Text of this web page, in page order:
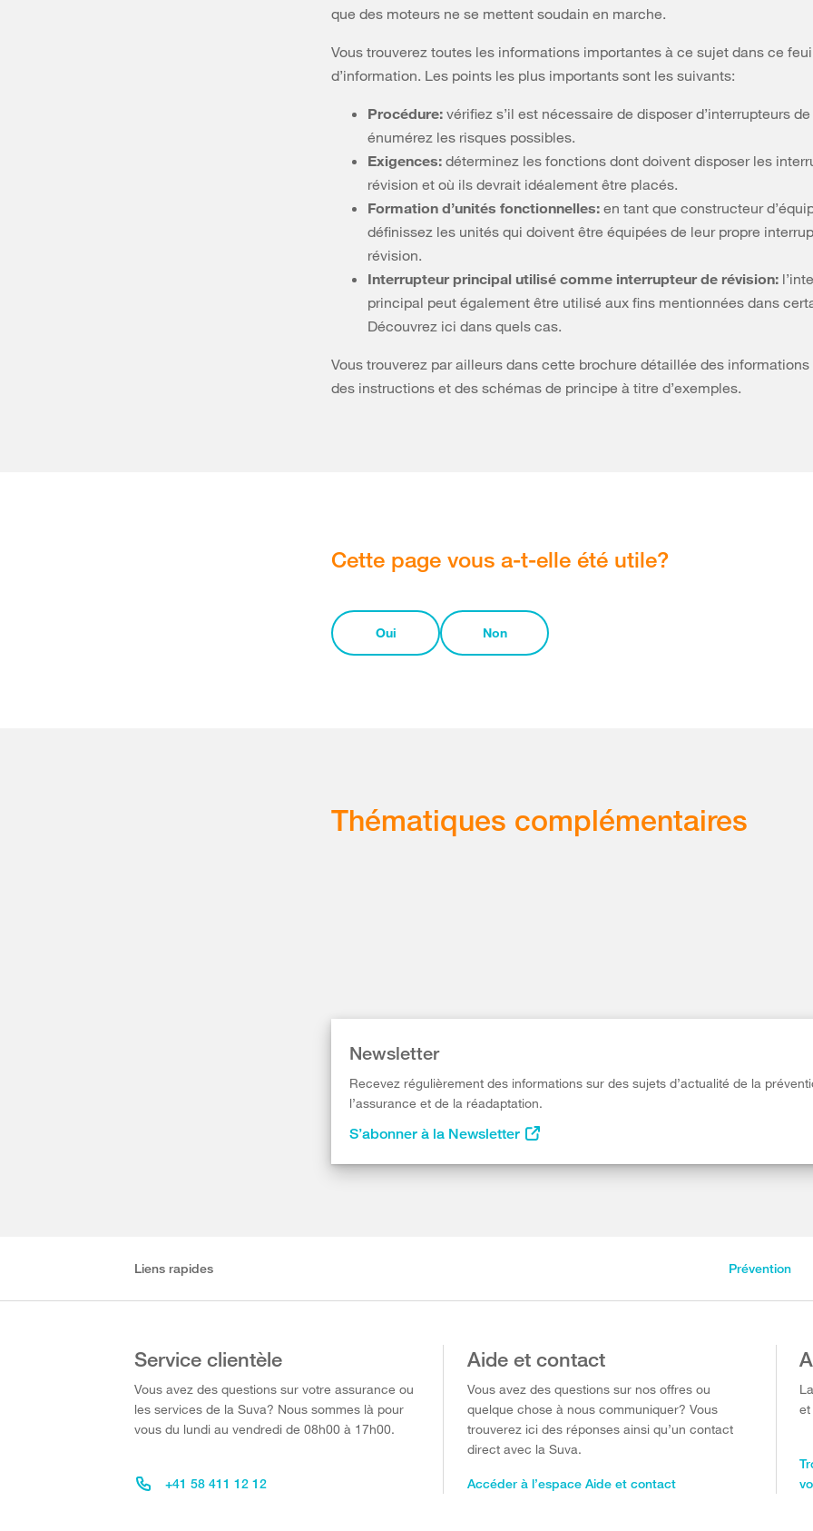
que des moteurs ne se mettent soudain en marche.
Vous trouverez toutes les informations importantes à ce sujet dans ce
d’information. Les points les plus importants sont les suivants:
Procédure: vérifiez s’il est nécessaire de disposer d’interrupteurs
énumérez les risques possibles.
Exigences: déterminez les fonctions dont doivent disposer les
révision et où ils devrait idéalement être placés.
Formation d’unités fonctionnelles: en tant que constructeur
définissez les unités qui doivent être équipées de leur propre
révision.
Interrupteur principal utilisé comme interrupteur de révision:
principal peut également être utilisé aux fins mentionnées dans
Découvrez ici dans quels cas.
Vous trouverez par ailleurs dans cette brochure détaillée des
des instructions et des schémas de principe à titre d’exemples.
Cette page vous a-t-elle été utile?
Oui Non
Thématiques complémentaires
Newsletter
Recevez régulièrement des informations sur des sujets d’actualité de la
l’assurance et de la réadaptation.
S’abonner à la Newsletter
Liens rapides Prévention
Service clientèle
Vous avez des questions sur votre assurance ou
les services de la Suva? Nous sommes là pour
vous du lundi au vendredi de 08h00 à 17h00.
+41 58 411 12 12
Aide et contact
Vous avez des questions sur nos offres ou
quelque chose à nous communiquer? Vous
trouverez ici des réponses ainsi qu’un contact
direct avec la Suva.
Accéder à l’espace Aide et contact
et